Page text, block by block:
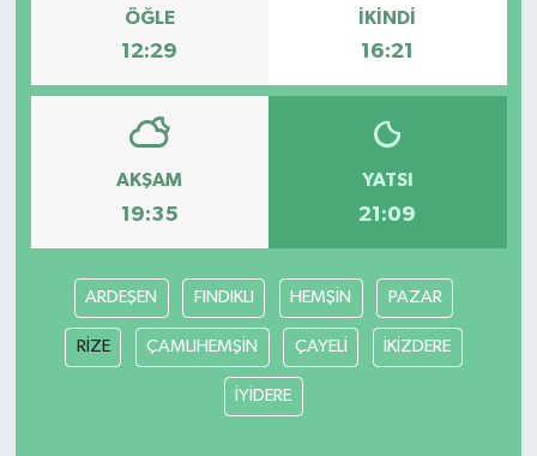
ÖĞLE
12:29
İKINDI
16:21
AKŞAM
19:35
YATSI
21:09
ARDEŞEN FINDIKLI HEMŞİN PAZAR
RİZE ÇAMLIHEMŞİN ÇAYELİ İKİZDERE
İYİDERE